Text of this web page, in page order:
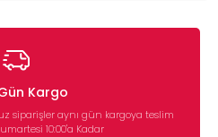
Kargo
siparişler aynı gün kargoya teslim
10:00'a Kadar